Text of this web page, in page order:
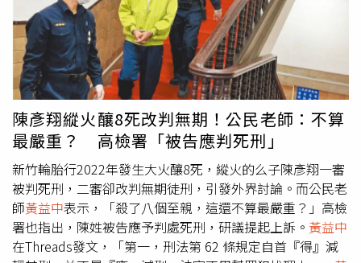
真的太可惡了，共犯結構通通都公布出來，孩子們太可憐
了」、「贊成！！！很想知道這些人怎麼好意思躲在暗處做
壞事，天亮在地面上是如何的戴面具生活，噁心至極。」公
民老師黃益中也呼應發文，PO出13位會員名單，其中包含
EZCourse的副總洪偉傑。針對遭指涉案，洪偉傑昨（29
日）發出澄清聲明，「有關近日不明人士在臉書以數個假帳
號捏造本人為「創意私房會員」之內容，特此聲明澄清純屬
惡意虛構不實謠言，嚴重損及本人及日月文化出版股份有限
公司EZ Course線上課程學習平台聲譽，請大眾勿輕信假訊
息而受影響。網路散播假訊息涉犯刑法加重誹謗罪，請大眾
切勿轉傳散播，以免觸法，提請注意。」洪偉傑強調，若繼
續散布不實指控，將採取法律行動，「此等不實言論係由特
定網路網軍策劃並針對性攻擊，藉由網路惡意攻擊手法蓄意
陳彥翔縱火釀8死改判無期！公民老師：不算
最嚴重？ 高檢署「被告應判死刑」
新竹輪胎行2022年發生大火釀8死，縱火的么子陳彥翔一審
被判死刑，二審卻改判無期徒刑，引發外界討論。而公民老
師黃益中表示，「殺了八個至親，這還不算最嚴重？」高檢
署也指出，陳姓被告應予判處死刑，研議提起上訴。 黃益中
在Threads發文，「第一，刑法第 62 條規定自首『得』減